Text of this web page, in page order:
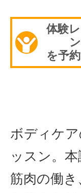
体験
ン
を予
ボディケ
ッスン。
筋肉の働